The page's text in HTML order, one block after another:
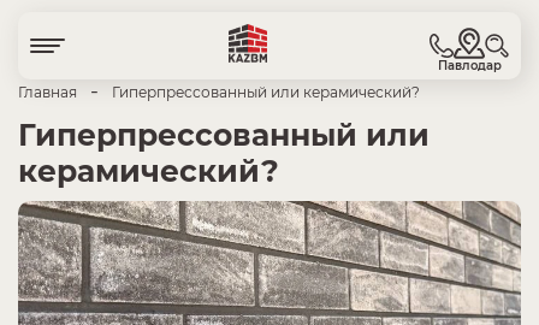
Павлодар
Главная - Гиперпрессованный или керамический?
Гиперпрессованный или
керамический?